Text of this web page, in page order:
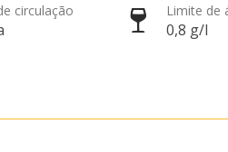
circulação Limite de
0,8 g/l